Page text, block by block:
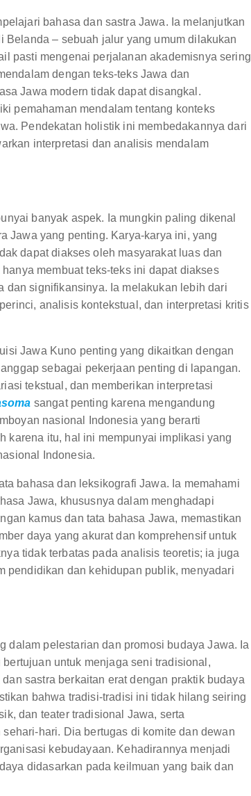
bahasa dan sastra Jawa. Ia melanjutkan
– sebuah jalur yang umum dilakukan
pasti mengenai perjalanan akademisnya sering
dengan teks-teks Jawa dan
Jawa modern tidak dapat disangkal.
pemahaman mendalam tentang konteks
Pendekatan holistik ini membedakannya dari
interpretasi dan analisis mendalam
banyak aspek. Ia mungkin paling dikenal
Jawa yang penting. Karya-karya ini, yang
dapat diakses oleh masyarakat luas dan
membuat teks-teks ini dapat diakses
dan signifikansinya. Ia melakukan lebih dari
analisis kontekstual, dan interpretasi kritis
Jawa Kuno penting yang dikaitkan dengan
sebagai pekerjaan penting di lapangan.
tekstual, dan memberikan interpretasi
sangat penting karena mengandung
nasional Indonesia yang berarti
karena itu, hal ini mempunyai implikasi yang
Indonesia.
bahasa dan leksikografi Jawa. Ia memahami
Jawa, khususnya dalam menghadapi
kamus dan tata bahasa Jawa, memastikan
daya yang akurat dan komprehensif untuk
tidak terbatas pada analisis teoretis; ia juga
pendidikan dan kehidupan publik, menyadari
dalam pelestarian dan promosi budaya Jawa. Ia
untuk menjaga seni tradisional,
sastra berkaitan erat dengan praktik budaya
bahwa tradisi-tradisi ini tidak hilang seiring
dan teater tradisional Jawa, serta
hari. Dia bertugas di komite dan dewan
kebudayaan. Kehadirannya menjadi
didasarkan pada keilmuan yang baik dan